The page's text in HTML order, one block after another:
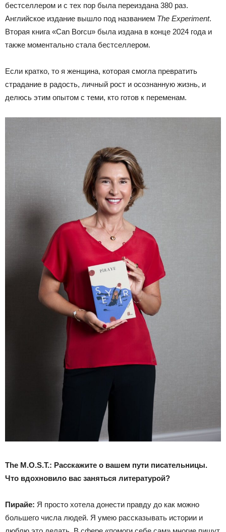
бестселлером и с тех пор была переиздана 380 раз.
Английское издание вышло под названием The Experiment.
Вторая книга «Can Borcu» была издана в конце 2024 года и
также моментально стала бестселлером.
Если кратко, то я женщина, которая смогла превратить
страдание в радость, личный рост и осознанную жизнь, и
делюсь этим опытом с теми, кто готов к переменам.
The M.O.S.T.: Расскажите о вашем пути писательницы.
Что вдохновило вас заняться литературой?
Пирайе: Я просто хотела донести правду до как можно
большего числа людей. Я умею рассказывать истории и